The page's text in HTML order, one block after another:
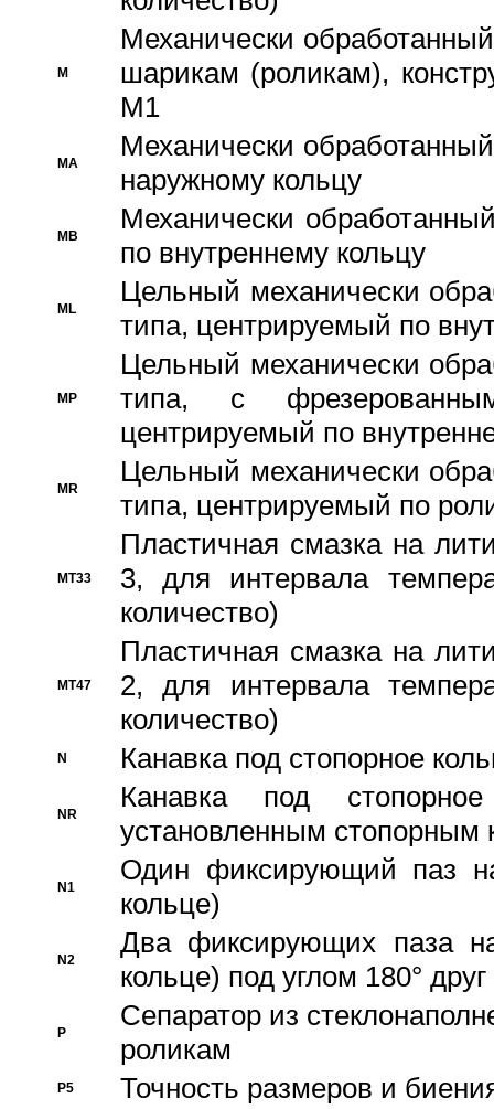
M
Механически
шарикам (роликам),
M1
MA
Механически
наружному кольцу
MB
Механически
по внутреннему кольцу
ML
Цельный механически
типа, центрируемый по
MP
Цельный механически
типа, с
центрируемый по
MR
Цельный механически
типа, центрируемый по
MT33
Пластичная смазка на
3, для интервала
количество)
MT47
Пластичная смазка на
2, для интервала
количество)
N Канавка под стопорное
NR
Канавка под
установленным стопорным
N1
Один фиксирующий паз
кольце)
N2
Два фиксирующих паза
кольце) под углом 180° друг
P
Cепаратор из
роликам
P5 Точность размеров и